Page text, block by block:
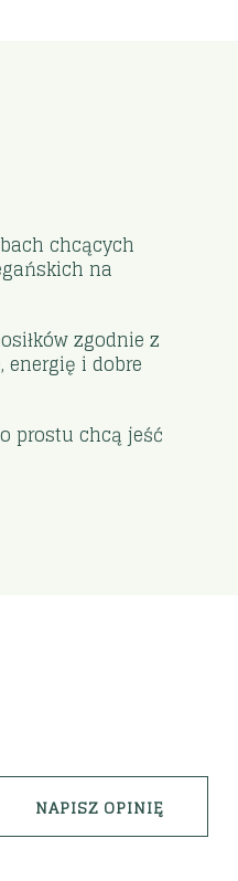
chcących
na
zgodnie z
energię i dobre
prostu chcą jeść
NAPISZ OPINIĘ